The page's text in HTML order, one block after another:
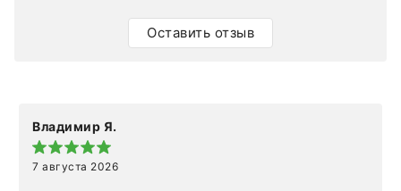
Оставить отзыв
Владимир Я.
7 августа 2026